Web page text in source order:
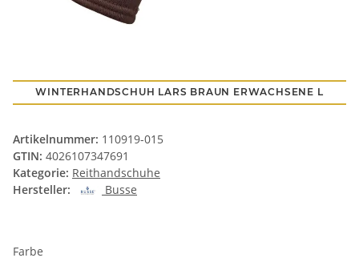
WINTERHANDSCHUH LARS BRAUN ERWACHSENE L
Artikelnummer: 110919-015
GTIN: 4026107347691
Kategorie: Reithandschuhe
Hersteller:
Busse
Farbe